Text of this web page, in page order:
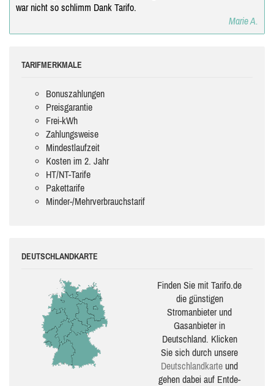
war nicht so schlimm Dank Tarifo.
Marie A.
TARIFMERKMALE
Bonuszahlungen
Preisgarantie
Frei-kWh
Zahlungsweise
Mindestlaufzeit
Kosten im 2. Jahr
HT/NT-Tarife
Pakettarife
Minder-/Mehrverbrauchstarif
DEUTSCHLANDKARTE
Finden Sie mit Tarifo.de
die güns­ti­gen
Stromanbieter und
Gasanbieter in
Deutschland. Klicken
Sie sich durch unsere
Deutsch­land­karte und
gehen dabei auf Ent­de­